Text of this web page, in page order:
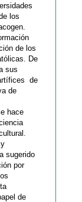
los
de los
De
sus
de
de
hace
sugerido
por
de